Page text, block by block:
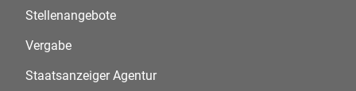
Stellenangebote
Vergabe
Staatsanzeiger Agentur